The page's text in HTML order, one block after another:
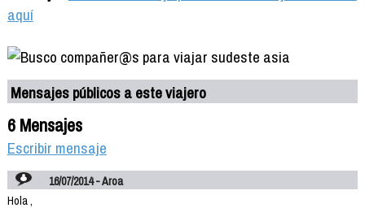
aquí
Mensajes públicos a este viajero
6 Mensajes
Escribir mensaje
16/07/2014 - Aroa
Hola ,